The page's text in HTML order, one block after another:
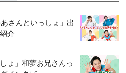
さんといっしょ」出
介
ょ」和夢お兄さんっ